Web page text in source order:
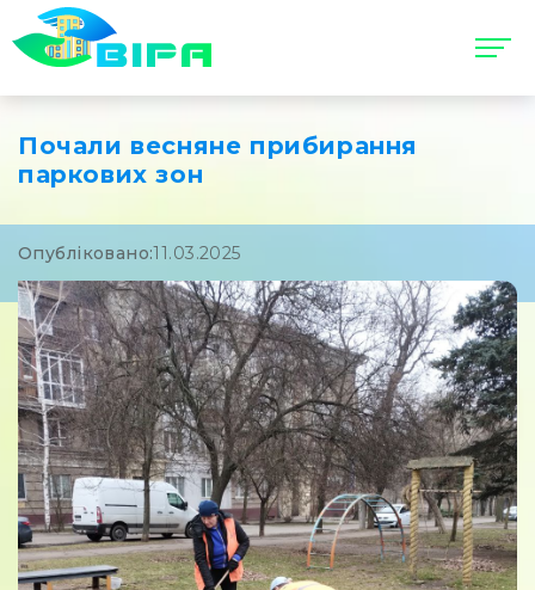
Почали весняне прибирання
паркових зон
Опубліковано:11.03.2025